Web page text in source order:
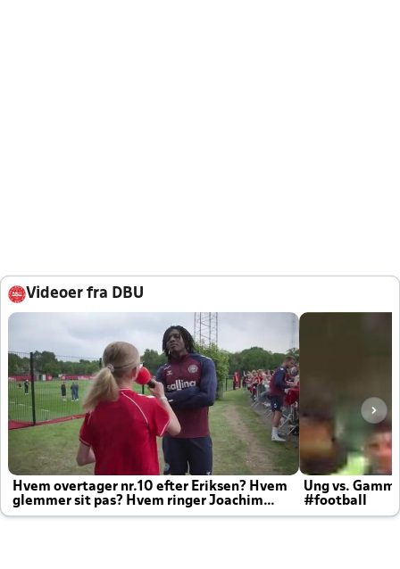
Videoer fra DBU
Hvem overtager nr.10 efter Eriksen? Hvem
glemmer sit pas? Hvem ringer Joachim
altid til efter kampe?
Ung vs.
#football